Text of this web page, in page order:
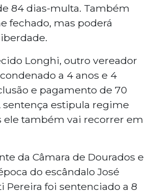
84 dias-multa. Também
fechado, mas poderá
Longhi, outro vereador
a 4 anos e 4
e pagamento de 70
sentença estipula regime
ele também vai recorrer em
da Câmara de Dourados e
do escândalo José
Pereira foi sentenciado a 8